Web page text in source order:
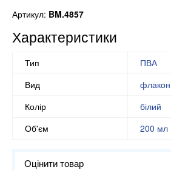
Артикул: BM.4857
Характеристики
Тип
ПВА
Вид
флакон
Колір
білий
Об'єм
200 мл
Оцінити товар